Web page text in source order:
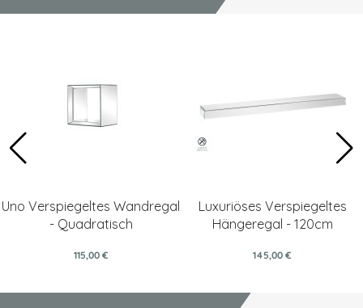
Uno Verspiegeltes Wandregal
- Quadratisch
115,00 €
Luxuriöses Verspiegeltes
Hängeregal - 120cm
145,00 €